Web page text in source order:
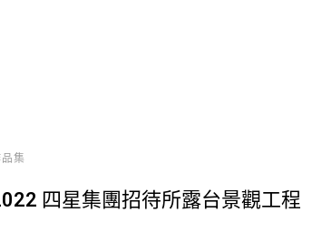
集
四星集團招待所露台景觀工程